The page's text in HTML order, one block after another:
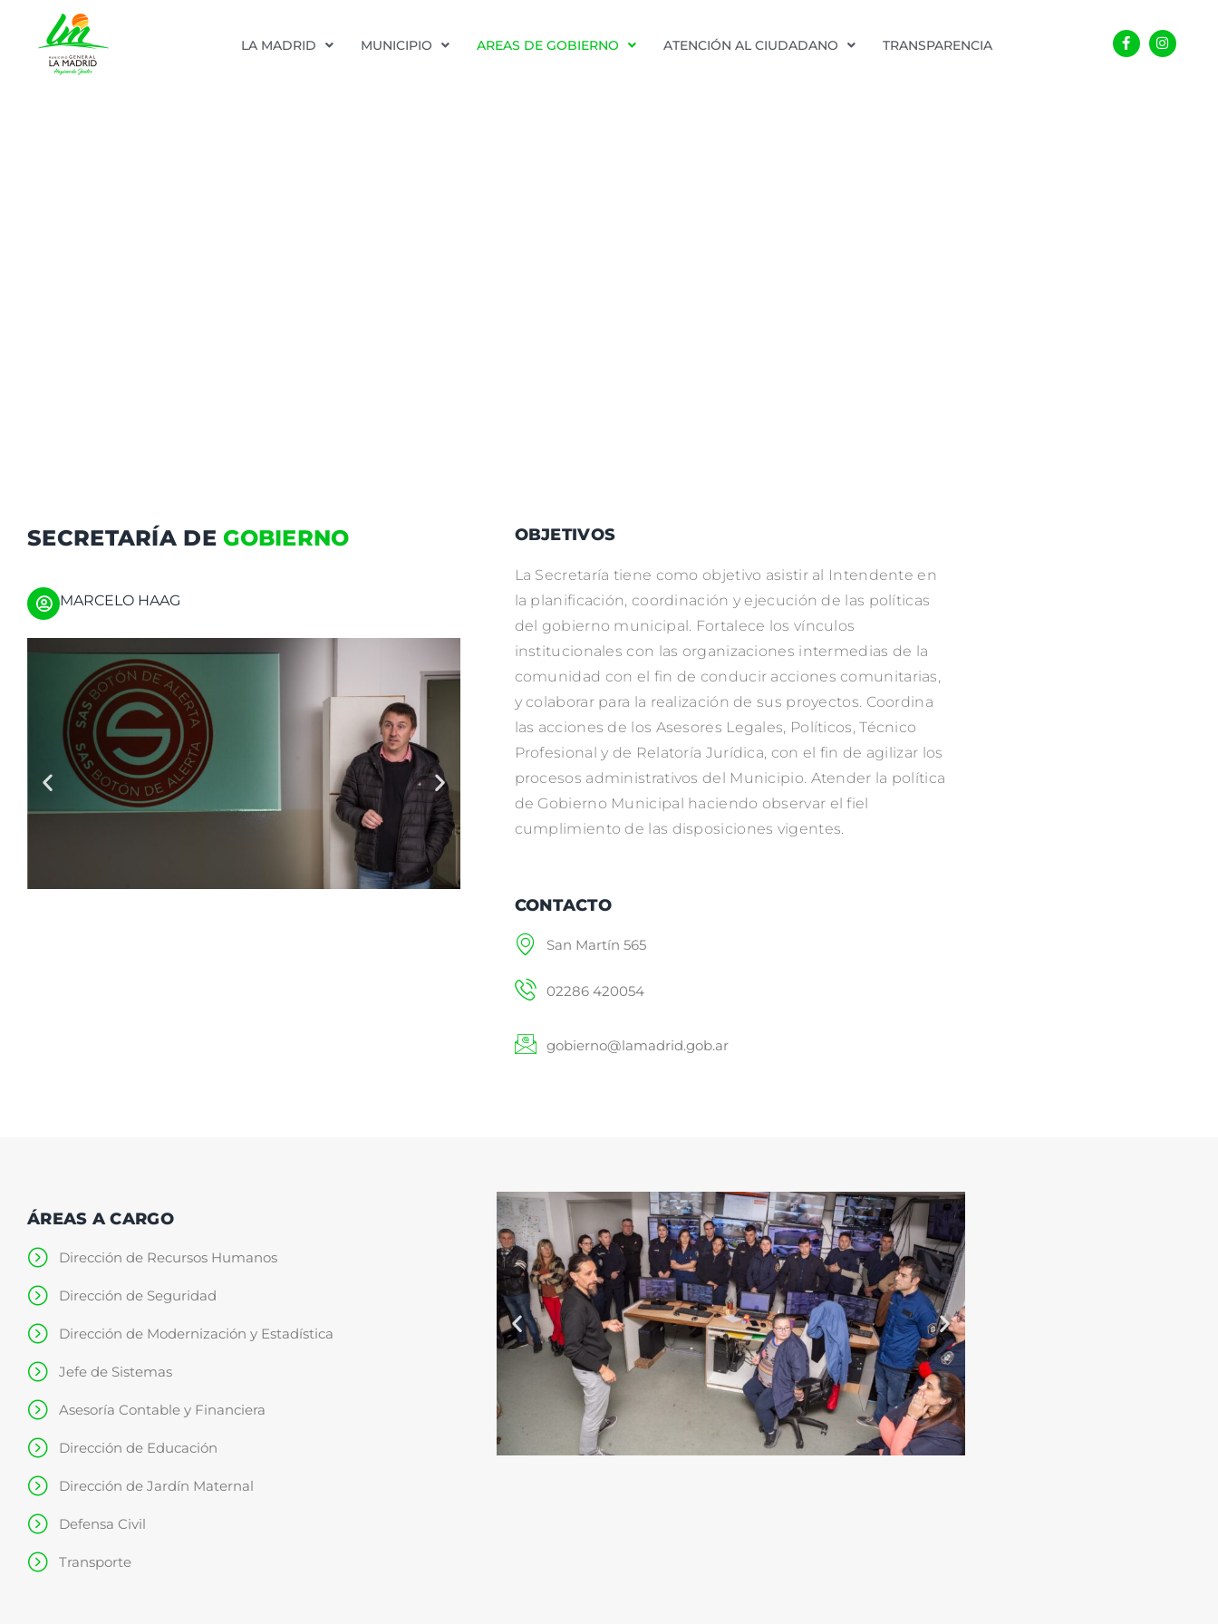
LA MADRID MUNICIPIO AREAS DE GOBIERNO ATENCIÓN AL CIUDADANO TRANSPARENCIA
Facebook-
f
SECRETARÍA DEGOBIERNO
MARCELO HAAG
OBJETIVOS
La Secretaría tiene como objetivo asistir al Intendente en
la planificación, coordinación y ejecución de las políticas
del gobierno municipal. Fortalece los vínculos
institucionales con las organizaciones intermedias de la
comunidad con el fin de conducir acciones comunitarias,
y colaborar para la realización de sus proyectos. Coordina
las acciones de los Asesores Legales, Políticos, Técnico
Profesional y de Relatoría Jurídica, con el fin de agilizar los
procesos administrativos del Municipio. Atender la política
de Gobierno Municipal haciendo observar el fiel
cumplimiento de las disposiciones vigentes.
CONTACTO
San Martín 565
02286 420054
gobierno@lamadrid.gob.ar
ÁREAS A CARGO
Dirección de Recursos Humanos
Dirección de Seguridad
Dirección de Modernización y Estadística
Jefe de Sistemas
Asesoría Contable y Financiera
Dirección de Educación
Dirección de Jardín Maternal
Defensa Civil
Transporte